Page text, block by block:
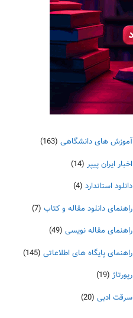
آموزش های دانشگاهی (163)
اخبار ایران پیپر (14)
دانلود استاندارد (4)
راهنمای دانلود مقاله و کتاب (7)
راهنمای مقاله نویسی (49)
راهنمای پایگاه های اطلاعاتی (145)
رپورتاژ (19)
سرقت ادبی (20)